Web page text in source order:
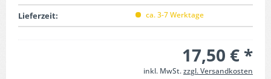
Lieferzeit:
ca. 3-7 Werktage
17,50 € *
inkl. MwSt.zzgl. Versandkosten